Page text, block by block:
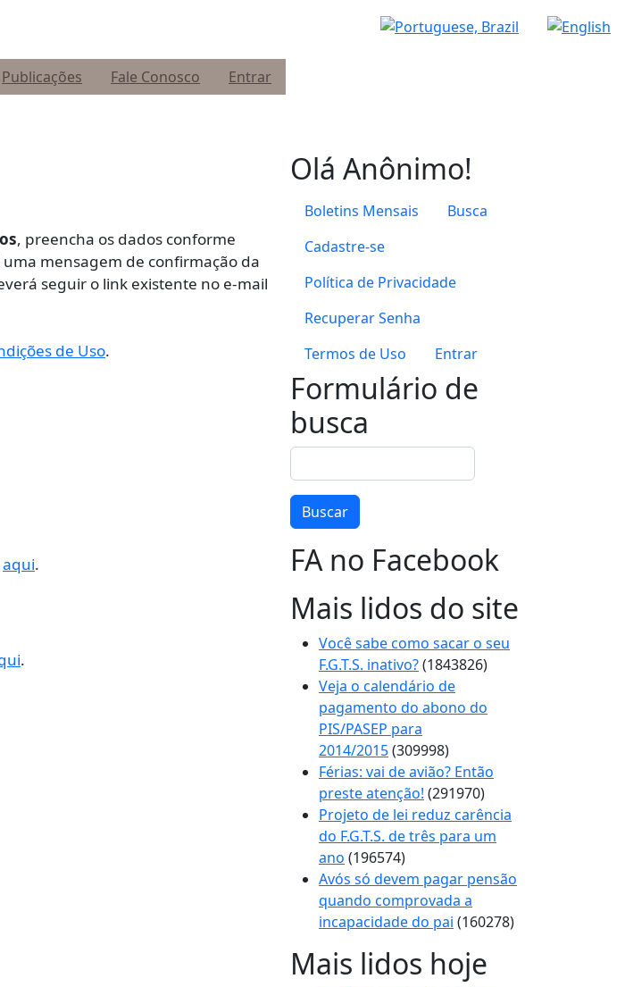
Publicações Fale Conosco Entrar
, preencha os dados conforme
mensagem de confirmação da
seguir o link existente no e-mail
de Uso.
aqui.
.
Olá Anônimo!
Boletins Mensais
Busca
Cadastre-se
Política de Privacidade
Recuperar Senha
Termos de Uso
Entrar
Formulário de
busca
Buscar
Buscar
FA no Facebook
Mais lidos do site
Você sabe como sacar o seu
F.G.T.S. inativo?(1843826)
Veja o calendário de
pagamento do abono do
PIS/PASEP para
2014/2015(309998)
Férias: vai de avião? Então
preste atenção! (291970)
Projeto de lei reduz carência
do F.G.T.S. de três para um
ano (196574)
Avós só devem pagar pensão
quando comprovada a
incapacidade do pai (160278)
Mais lidos hoje